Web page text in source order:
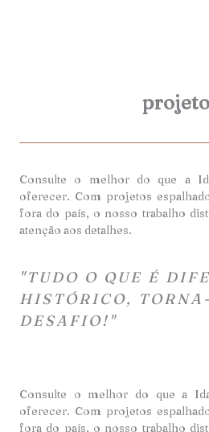
Consulte o melhor do que a
oferecer. Com projetos
fora do país, o nosso trabalho
Consulte o melhor do que a
oferecer. Com projetos
fora do país, o nosso trabalho
atenção aos detalhes.
"TUDO O QUE É
HISTÓRICO,
DESAFIO!"